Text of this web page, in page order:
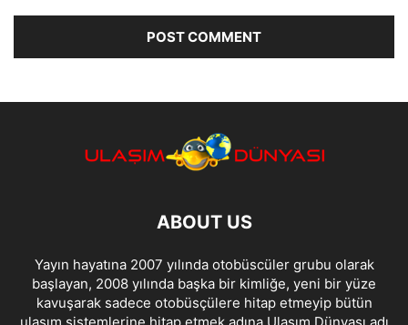
ABOUT US
Yayın hayatına 2007 yılında otobüscüler grubu olarak
başlayan, 2008 yılında başka bir kimliğe, yeni bir yüze
kavuşarak sadece otobüsçülere hitap etmeyip bütün